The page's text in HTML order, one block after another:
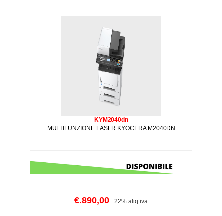
KYM2040dn
MULTIFUNZIONE LASER KYOCERA M2040DN
€.890,00 22% aliq iva